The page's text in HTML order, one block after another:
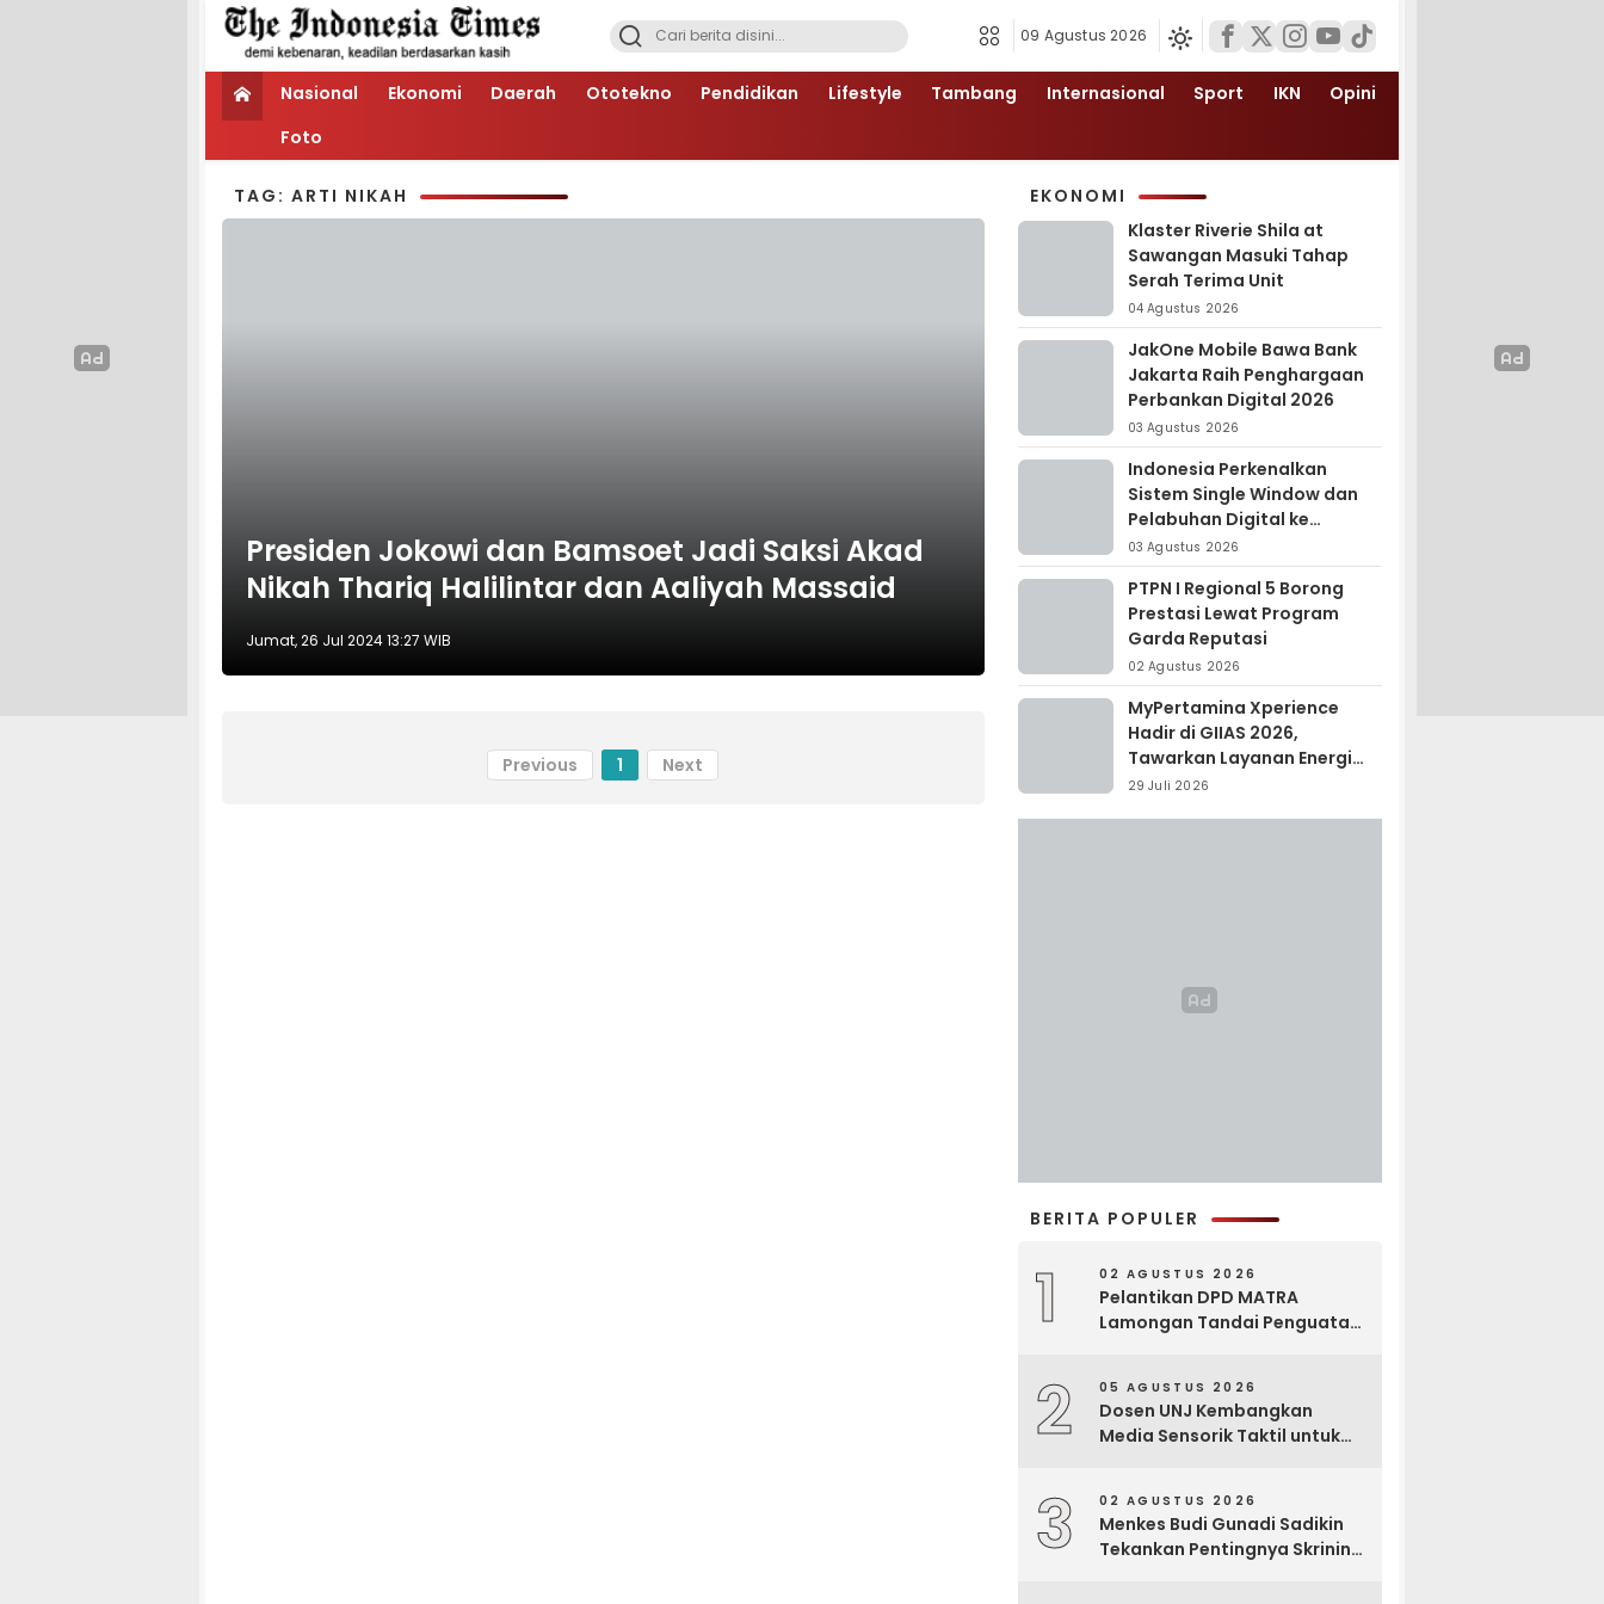
09 Agustus 2026
Nasional Ekonomi Daerah Ototekno Pendidikan Lifestyle Tambang Internasional Sport IKN
Opini
Foto
TAG: ARTI NIKAH
Presiden Jokowi dan Bamsoet Jadi Saksi Akad
Nikah Thariq Halilintar dan Aaliyah Massaid
Jumat, 26 Jul 2024 13:27 WIB
Previous 1 Next
EKONOMI
Klaster Riverie Shila at
Sawangan Masuki Tahap
Serah Terima Unit
04 Agustus 2026
JakOne Mobile Bawa Bank
Jakarta Raih Penghargaan
Perbankan Digital 2026
03 Agustus 2026
Indonesia Perkenalkan
Sistem Single Window dan
Pelabuhan Digital ke
Madagaskar
03 Agustus 2026
PTPN I Regional 5 Borong
Prestasi Lewat Program
Garda Reputasi
02 Agustus 2026
MyPertamina Xperience
Hadir di GIIAS 2026,
Tawarkan Layanan Energi
Terintegrasi
29 Juli 2026
BERITA POPULER
1 02 AGUSTUS 2026
Pelantikan DPD MATRA
Lamongan Tandai Penguatan
2 05 AGUSTUS 2026
Dosen UNJ Kembangkan
Media Sensorik Taktil untuk
3 02 AGUSTUS 2026
Menkes Budi Gunadi Sadikin
Tekankan Pentingnya Skrining